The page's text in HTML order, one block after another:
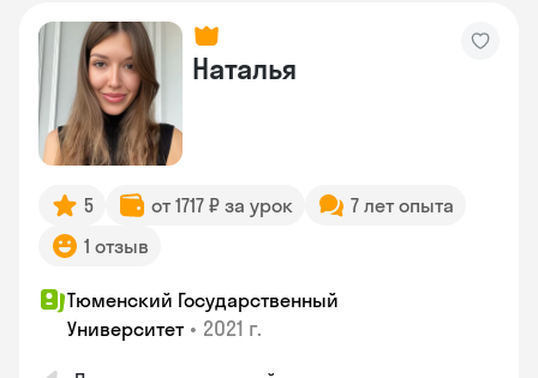
Наталья
5 от 1717 ₽ за урок
7 лет опыта
1 отзыв
Тюменский Государственный
Университет • 2021 г.